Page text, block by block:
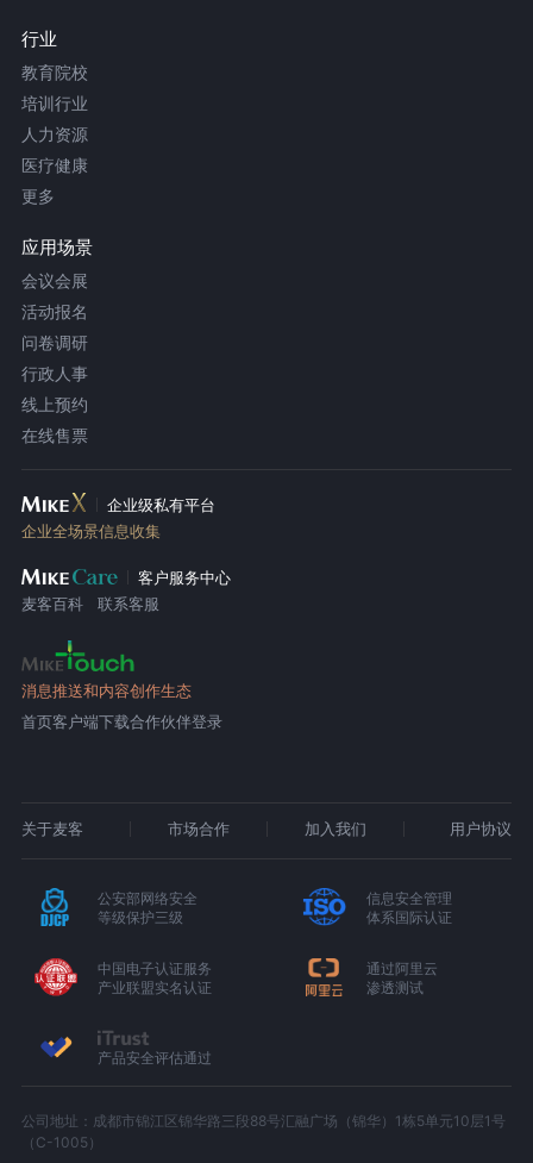
行业
教育院校
培训行业
人力资源
医疗健康
更多
应用场景
会议会展
活动报名
问卷调研
行政人事
线上预约
在线售票
企业级私有平台
企业全场景信息收集
客户服务中心
麦客百科
联系客服
消息推送和内容创作生态
首页客户端下载合作伙伴登录
关于麦客 市场合作 加入我们 用户协议
公安部网络安全
等级保护三级
信息安全管理
体系国际认证
中国电子认证服务
产业联盟实名认证
通过阿里云
渗透测试
产品安全评估通过
公司地址：成都市锦江区锦华路三段88号汇融广场（锦华）1栋5单元10层1号
（C-1005）